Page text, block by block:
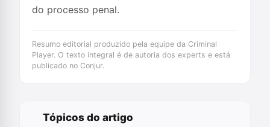
do processo penal.
Resumo editorial produzido pela equipe da Criminal
Player. O texto integral é de autoria dos experts e está
publicado no Conjur.
Tópicos do artigo